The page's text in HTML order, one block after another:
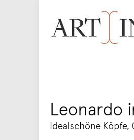
Leonardo
Idealschöne Köpfe,